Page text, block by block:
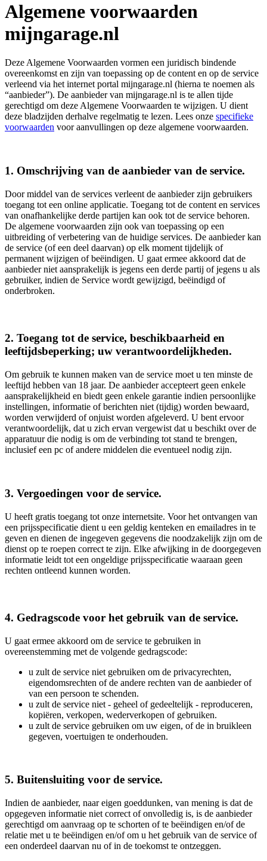
Algemene voorwaarden
mijngarage.nl
Deze Algemene Voorwaarden vormen een juridisch bindende
overeenkomst en zijn van toepassing op de content en op de service
verleend via het internet portal mijngarage.nl (hierna te noemen als
“aanbieder”). De aanbieder van mijngarage.nl is te allen tijde
gerechtigd om deze Algemene Voorwaarden te wijzigen. U dient
deze bladzijden derhalve regelmatig te lezen. Lees onze specifieke
voorwaarden voor aanvullingen op deze algemene voorwaarden.
1. Omschrijving van de aanbieder van de service.
Door middel van de services verleent de aanbieder zijn gebruikers
toegang tot een online applicatie. Toegang tot de content en services
van onafhankelijke derde partijen kan ook tot de service behoren.
De algemene voorwaarden zijn ook van toepassing op een
uitbreiding of verbetering van de huidige services. De aanbieder kan
de service (of een deel daarvan) op elk moment tijdelijk of
permanent wijzigen of beëindigen. U gaat ermee akkoord dat de
aanbieder niet aansprakelijk is jegens een derde partij of jegens u als
gebruiker, indien de Service wordt gewijzigd, beëindigd of
onderbroken.
2. Toegang tot de service, beschikbaarheid en
leeftijdsbeperking; uw verantwoordelijkheden.
Om gebruik te kunnen maken van de service moet u ten minste de
leeftijd hebben van 18 jaar. De aanbieder accepteert geen enkele
aansprakelijkheid en biedt geen enkele garantie indien persoonlijke
instellingen, informatie of berichten niet (tijdig) worden bewaard,
worden verwijderd of onjuist worden afgeleverd. U bent ervoor
verantwoordelijk, dat u zich ervan vergewist dat u beschikt over de
apparatuur die nodig is om de verbinding tot stand te brengen,
inclusief een pc of andere middelen die eventueel nodig zijn.
3. Vergoedingen voor de service.
U heeft gratis toegang tot onze internetsite. Voor het ontvangen van
een prijsspecificatie dient u een geldig kenteken en emailadres in te
geven en dienen de ingegeven gegevens die noodzakelijk zijn om de
dienst op te roepen correct te zijn. Elke afwijking in de doorgegeven
informatie leidt tot een ongeldige prijsspecificatie waaraan geen
rechten ontleend kunnen worden.
4. Gedragscode voor het gebruik van de service.
U gaat ermee akkoord om de service te gebruiken in
overeenstemming met de volgende gedragscode:
u zult de service niet gebruiken om de privacyrechten,
eigendomsrechten of de andere rechten van de aanbieder of
van een persoon te schenden.
u zult de service niet - geheel of gedeeltelijk - reproduceren,
kopiëren, verkopen, wederverkopen of gebruiken.
u zult de service gebruiken om uw eigen, of de in bruikleen
gegeven, voertuigen te onderhouden.
5. Buitensluiting voor de service.
Indien de aanbieder, naar eigen goeddunken, van mening is dat de
opgegeven informatie niet correct of onvolledig is, is de aanbieder
gerechtigd om aanvraag op te schorten of te beëindigen en/of de
relatie met u te beëindigen en/of om u het gebruik van de service of
een onderdeel daarvan nu of in de toekomst te ontzeggen.